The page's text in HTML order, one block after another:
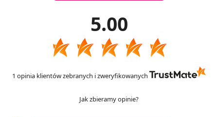
5.00
1 opinia klientów zebranych i zweryfikowanych
Jak zbieramy opinie?